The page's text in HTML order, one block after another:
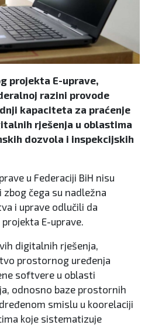
projekta E-uprave,
razini provode
kapaciteta za praćenje
rješenja u oblastima
dozvola i inspekcijskih
u Federaciji BiH nisu
čega su nadležna
i uprave odlučili da
E-uprave.
digitalnih rješenja,
prostornog uređenja
softvere u oblasti
odnosno baze prostornih
smislu u koorelaciji
koje sistematizuje